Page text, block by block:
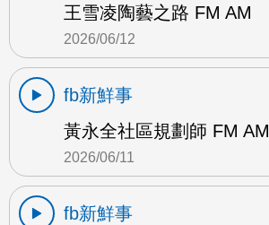
王雪凌陶藝之路 FM AM
2026/06/12
fb新鮮事
黃永全社區規劃師 FM AM
2026/06/11
fb新鮮事